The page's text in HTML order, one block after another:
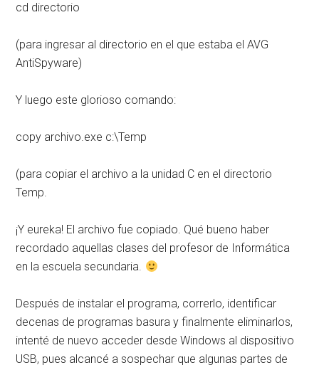
cd directorio
(para ingresar al directorio en el que estaba el AVG
AntiSpyware)
Y luego este glorioso comando:
copy archivo.exe c:\Temp
(para copiar el archivo a la unidad C en el directorio
Temp.
¡Y eureka! El archivo fue copiado. Qué bueno haber
recordado aquellas clases del profesor de Informática
en la escuela secundaria.
Después de instalar el programa, correrlo, identificar
decenas de programas basura y finalmente eliminarlos,
intenté de nuevo acceder desde Windows al dispositivo
USB, pues alcancé a sospechar que algunas partes de